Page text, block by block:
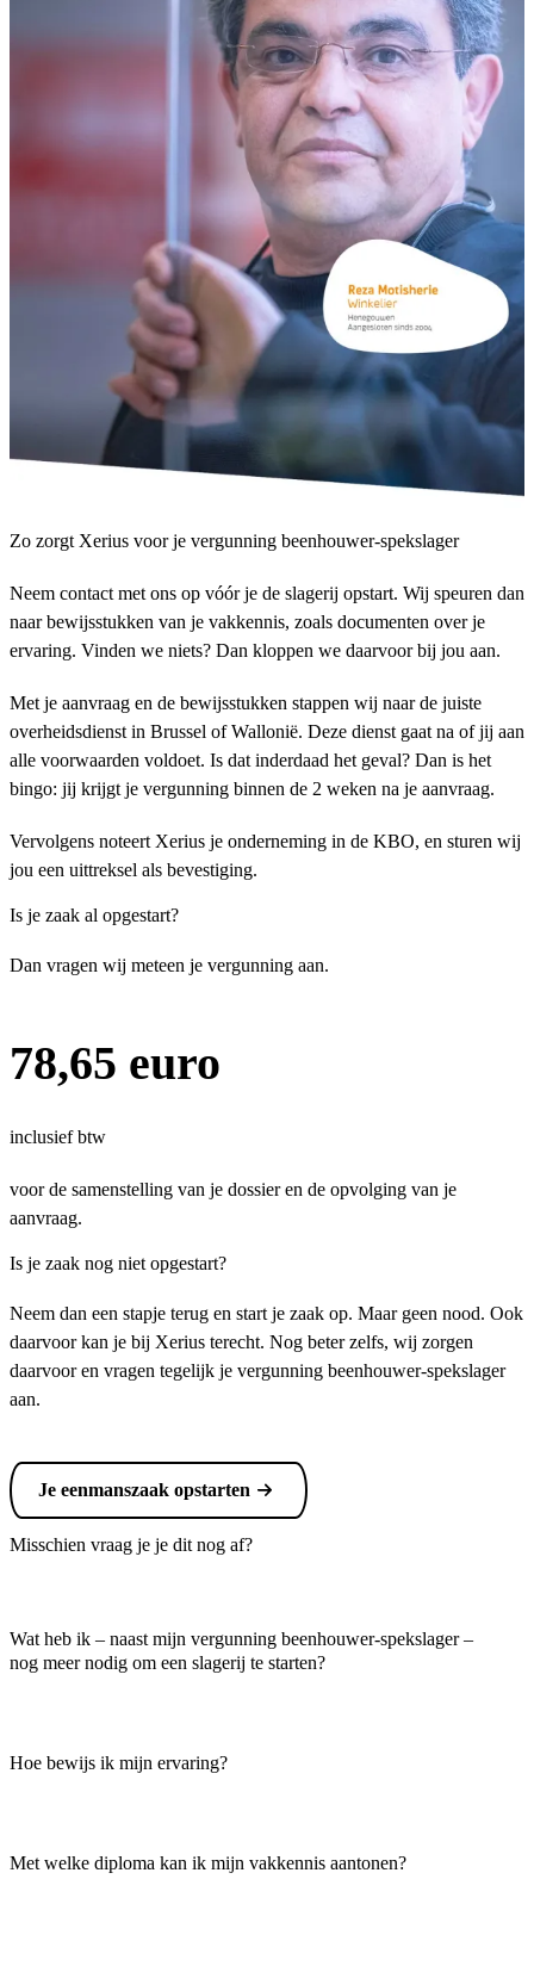
Zo zorgt Xerius voor je vergunning beenhouwer-spekslager
Neem contact met ons op vóór je de slagerij opstart. Wij speuren dan
naar bewijsstukken van je vakkennis, zoals documenten over je
ervaring. Vinden we niets? Dan kloppen we daarvoor bij jou aan.
Met je aanvraag en de bewijsstukken stappen wij naar de juiste
overheidsdienst in Brussel of Wallonië. Deze dienst gaat na of jij aan
alle voorwaarden voldoet. Is dat inderdaad het geval? Dan is het
bingo: jij krijgt je vergunning binnen de 2 weken na je aanvraag.
Vervolgens noteert Xerius je onderneming in de KBO, en sturen wij
jou een uittreksel als bevestiging.
Is je zaak al opgestart?
Dan vragen wij meteen je vergunning aan.
78,65 euro
inclusief btw
voor de samenstelling van je dossier en de opvolging van je
aanvraag.
Is je zaak nog niet opgestart?
Neem dan een stapje terug en start je zaak op. Maar geen nood. Ook
daarvoor kan je bij Xerius terecht. Nog beter zelfs, wij zorgen
daarvoor en vragen tegelijk je vergunning beenhouwer-spekslager
aan.
Je eenmanszaak opstarten
Misschien vraag je je dit nog af?
Wat heb ik – naast mijn vergunning beenhouwer-spekslager –
nog meer nodig om een slagerij te starten?
Hoe bewijs ik mijn ervaring?
Met welke diploma kan ik mijn vakkennis aantonen?